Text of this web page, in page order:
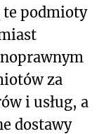
te podmioty
za
i usług, a
dostawy